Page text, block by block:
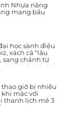
Nhựa năng
mang bầu
học sành điệu
xách cả “lâu
sang chảnh từ
phố khó ai đọ lại
thao giờ bị nhiều
khi mặc với
thanh lịch mê 3